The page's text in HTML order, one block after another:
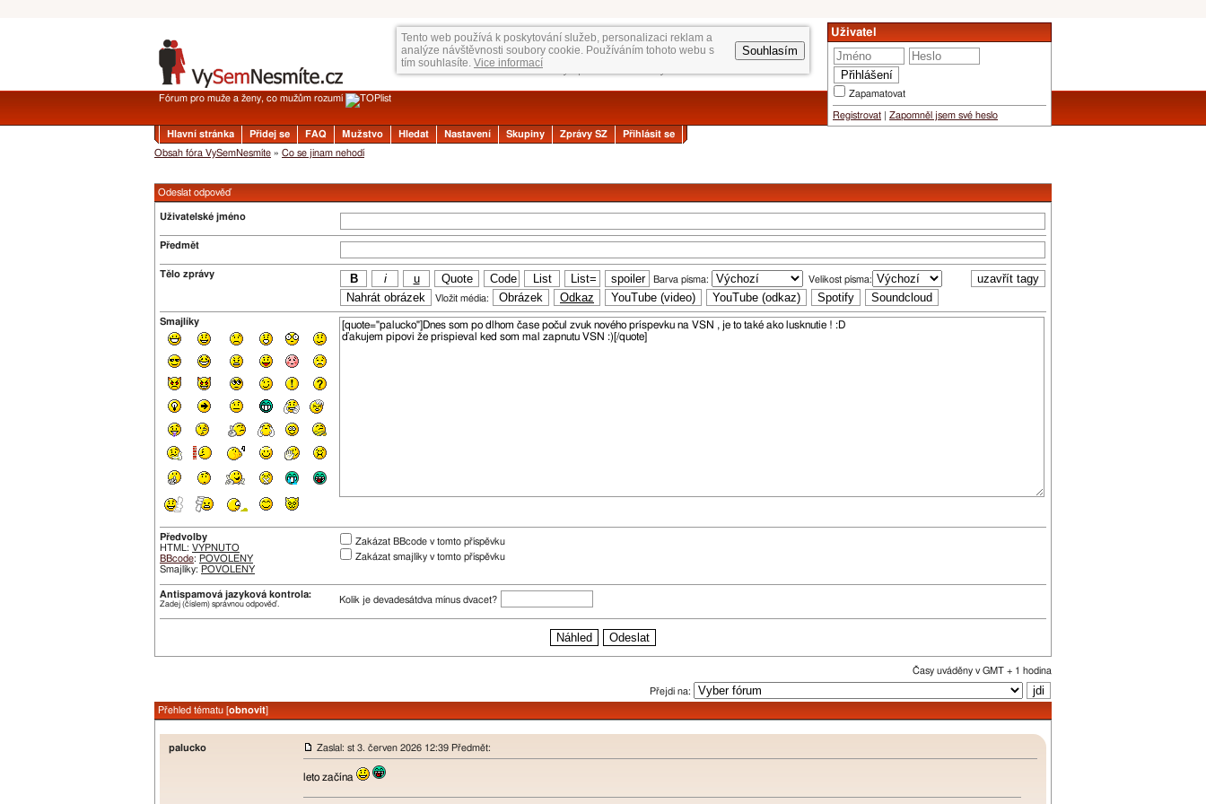
Tento web používá k poskytování služeb, personalizaci reklam a
analýze návštěvnosti soubory cookie. Používáním tohoto webu s
tím souhlasíte. Vice informací
Souhlasím
Uživatel
Zapamatovat
Registrovat Zapomněl jsem své heslo
Fórum pro muže a ženy, co mužům rozumí
Hlavní stránka Přidej se FAQ Mužstvo Hledat Nastavení Skupiny Zprávy SZ
Přihlásit se
Obsah fóra VySemNesmíte » Co se jinam nehodí
Odeslat odpověď
Uživatelské jméno
Předmět
Tělo zprávy
Barva písma:
Velikost písma:
Vložit média:
Smajlíky
Předvolby
HTML: VYPNUTO
BBcode: POVOLENY
Smajlíky: POVOLENY
Zakázat BBcode v tomto příspěvku
Zakázat smajlíky v tomto příspěvku
Antispamová jazyková kontrola:
Zadej (číslem) správnou odpověď. Kolik je devadesátdva mínus dvacet?
Časy uváděny v GMT + 1 hodina
Přejdi na:
Přehled tématu [obnovit]
palucko Zaslal: st 3. červen 2026 12:39 Předmět:
leto začína